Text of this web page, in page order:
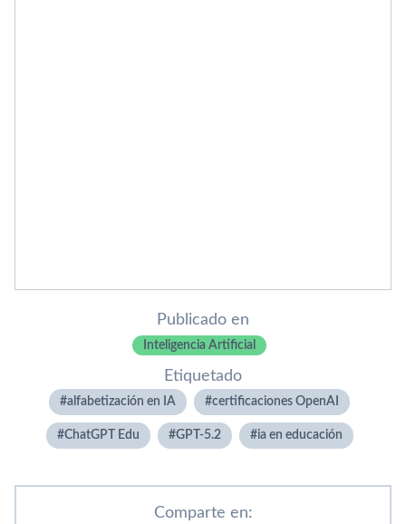
Publicado en
Inteligencia Artificial
Etiquetado
alfabetización en IA certificaciones OpenAI
ChatGPT Edu GPT-5.2 ia en educación
Comparte en: